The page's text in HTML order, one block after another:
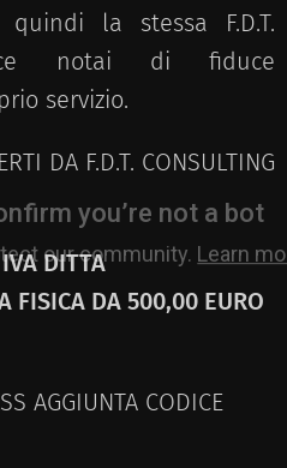
la stessa F.D.T.
notai di fiduce
servizio.
DA F.D.T. CONSULTING
DITTA
FISICA DA 500,00 EURO
AGGIUNTA CODICE